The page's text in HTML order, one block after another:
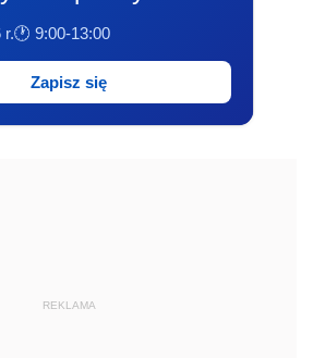
r.🕐 9:00-13:00
Zapisz się
REKLAMA